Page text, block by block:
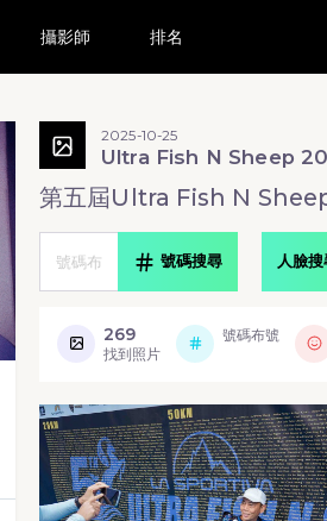
攝影師 排名
2025-10-25
Ultra Fish N Sheep
第五屆Ultra Fish N
號碼搜尋 人臉搜
269
找到照片
號碼布號